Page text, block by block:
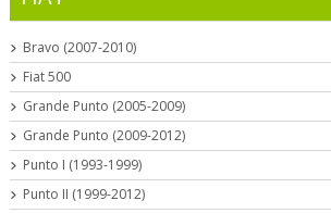
Bravo (2007-2010)
Fiat 500
Grande Punto (2005-2009)
Grande Punto (2009-2012)
Punto I (1993-1999)
Punto II (1999-2012)